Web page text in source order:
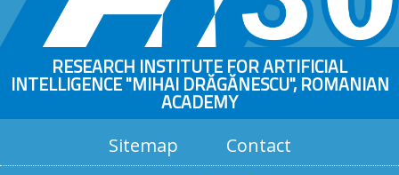
RESEARCH INSTITUTE FOR ARTIFICIAL
INTELLIGENCE "MIHAI DRĂGĂNESCU", ROMANIAN
ACADEMY
Sitemap Contact